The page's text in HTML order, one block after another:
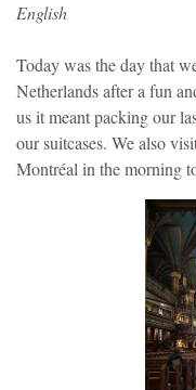
English
Today was the day that
Netherlands after a fun
us it meant packing our
our suitcases. We also
Montréal in the morning